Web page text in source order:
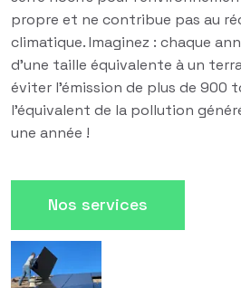
propre et ne contribue pas au
climatique. Imaginez : chaque
d'une taille équivalente à un
éviter l'émission de plus de 900
l'équivalent de la pollution
une année !
Nos services